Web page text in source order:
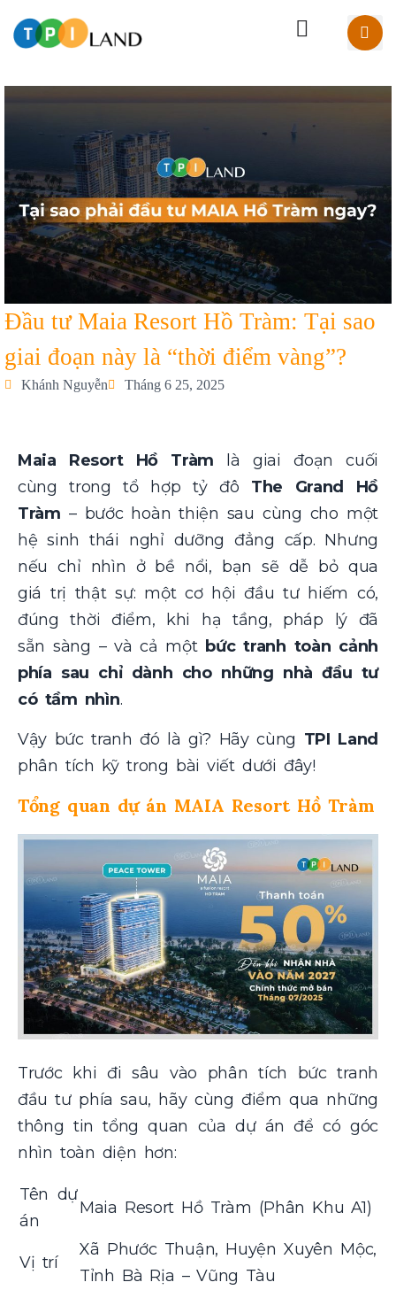
Đầu tư Maia Resort Hồ Tràm: Tại sao
giai đoạn này là “thời điểm vàng”?
Khánh Nguyễn Tháng 6 25, 2025
Maia Resort Hồ Tràm là giai đoạn cuối
cùng trong tổ hợp tỷ đô The Grand Hồ
Tràm – bước hoàn thiện sau cùng cho một
hệ sinh thái nghỉ dưỡng đẳng cấp. Nhưng
nếu chỉ nhìn ở bề nổi, bạn sẽ dễ bỏ qua
giá trị thật sự: một cơ hội đầu tư hiếm có,
đúng thời điểm, khi hạ tầng, pháp lý đã
sẵn sàng – và cả một bức tranh toàn cảnh
phía sau chỉ dành cho những nhà đầu tư
có tầm nhìn.
Vậy bức tranh đó là gì? Hãy cùng TPI Land
phân tích kỹ trong bài viết dưới đây!
Tổng quan dự án MAIA Resort Hồ Tràm
Trước khi đi sâu vào phân tích bức tranh
đầu tư phía sau, hãy cùng điểm qua những
thông tin tổng quan của dự án để có góc
nhìn toàn diện hơn:
Tên dự
án
Maia Resort Hồ Tràm (Phân Khu A1)
Vị trí
Xã Phước Thuận, Huyện Xuyên Mộc,
Tỉnh Bà Rịa – Vũng Tàu